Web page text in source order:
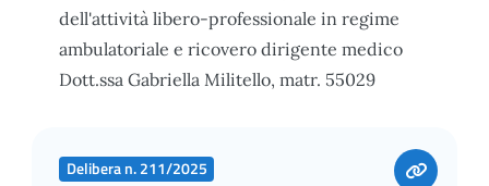
dell'attività libero-professionale in regime
ambulatoriale e ricovero dirigente medico
Dott.ssa Gabriella Militello, matr. 55029
Delibera n. 211/2025